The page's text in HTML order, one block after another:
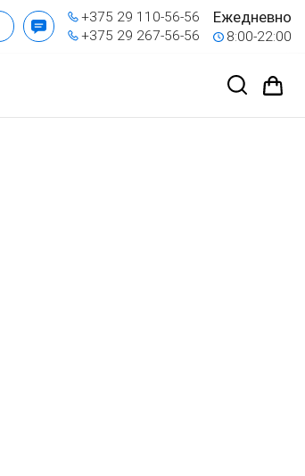
+375 29 110-56-56
+375 29 267-56-56
Ежедневно
8:00-22:00